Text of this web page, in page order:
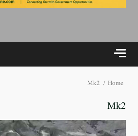
Home
Mk2
Mk2